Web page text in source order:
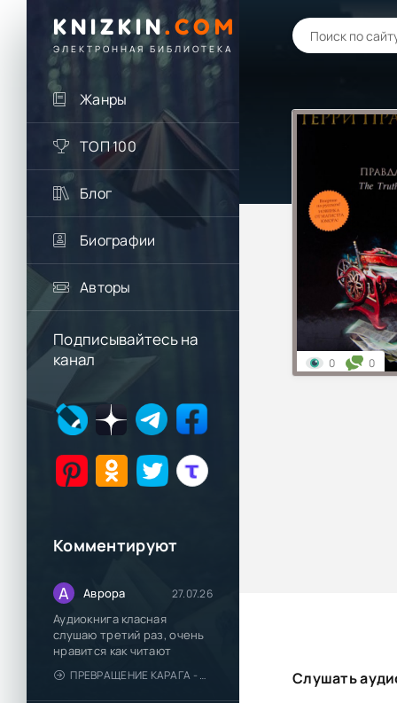
KNIZKIN. COM
ЭЛЕКТРОННАЯ БИБЛИОТЕКА
Жанры
ТОП 100
Блог
Биографии
Авторы
Подписывайтесь на
канал
Комментируют
А Аврора 27.07.26
Аудиокнига класная
слушаю третий раз, очень
нравится как читают
ПРЕВРАЩЕНИЕ КАРАГА - КАТЯ БРАНДИС
0 0
Слушать